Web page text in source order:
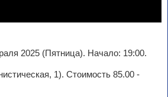
2025 (Пятница). Начало: 19:00.
1). Стоимость 85.00 -